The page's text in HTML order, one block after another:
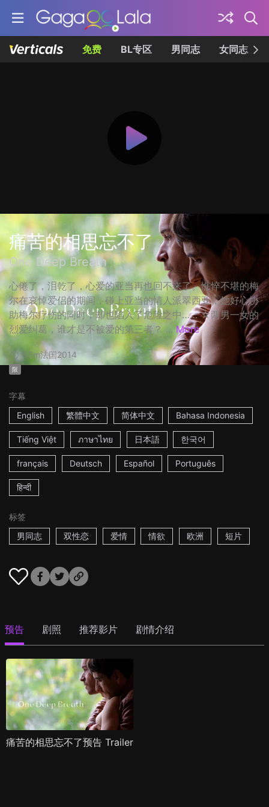
免费 BL专区 男同志 女同志
痛苦的相思忘不了
One Deep Breath
心倦了，泪乾了，心爱的亚当再也回不来了。憔悴不堪的梅
尔在哀悼爱侣的期间，碰上亚当的情人派翠西亚，她好心协
助梅尔疗伤的同时，却也陷入了危险之中…… ☆两男一女的
烈爱纠葛，谁才是不被爱的第三者？ ... More
55m法国2014
限
字幕
English
繁體中文 简体中文 Bahasa Indonesia
Tiếng Việt ภาษาไทย 日本語 한국어
français Deutsch Español Português
हिन्दी
标签
男同志
双性恋 爱情 情欲 欧洲 短片
预告 剧照 推荐影片 剧情介绍
痛苦的相思忘不了预告 Trailer